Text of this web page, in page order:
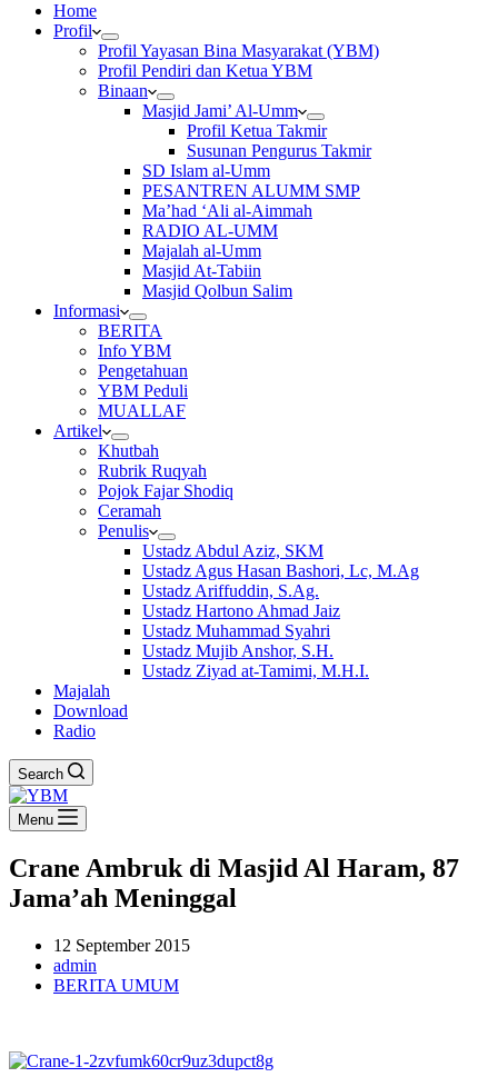
Home
Profil
Profil Yayasan Bina Masyarakat (YBM)
Profil Pendiri dan Ketua YBM
Binaan
Masjid Jami’ Al-Umm
Profil Ketua Takmir
Susunan Pengurus Takmir
SD Islam al-Umm
PESANTREN ALUMM SMP
Ma’had ‘Ali al-Aimmah
RADIO AL-UMM
Majalah al-Umm
Masjid At-Tabiin
Masjid Qolbun Salim
Informasi
BERITA
Info YBM
Pengetahuan
YBM Peduli
MUALLAF
Artikel
Khutbah
Rubrik Ruqyah
Pojok Fajar Shodiq
Ceramah
Penulis
Ustadz Abdul Aziz, SKM
Ustadz Agus Hasan Bashori, Lc, M.Ag
Ustadz Ariffuddin, S.Ag.
Ustadz Hartono Ahmad Jaiz
Ustadz Muhammad Syahri
Ustadz Mujib Anshor, S.H.
Ustadz Ziyad at-Tamimi, M.H.I.
Majalah
Download
Radio
Search
Menu
Crane Ambruk di Masjid Al Haram, 87
Jama’ah Meninggal
12 September 2015
admin
BERITA UMUM